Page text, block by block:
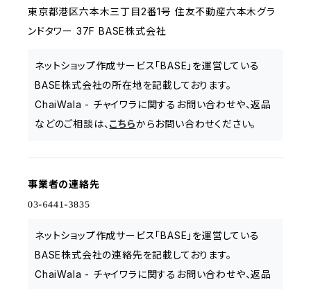
東京都港区六本木三丁目2番1号 住友不動産六本木グラ
ンドタワー 37F BASE株式会社
ネットショップ作成サービス「BASE」を運営している
BASE株式会社の所在地を記載しております。
ChaiWala - チャイワラに関するお問い合わせや、返品
などのご相談は、 こちらからお問い合わせください。
事業者の連絡先
ネットショップ作成サービス「BASE」を運営している
BASE株式会社の連絡先を記載しております。
ChaiWala - チャイワラに関するお問い合わせや、返品